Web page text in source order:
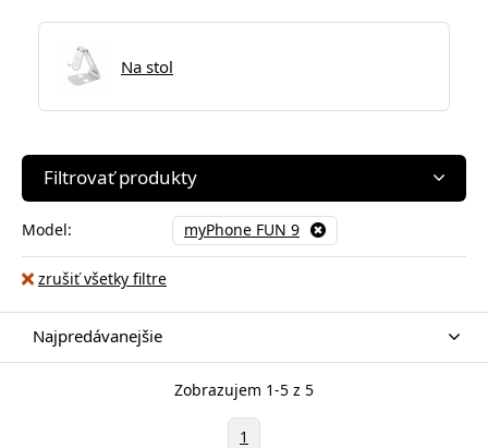
Na stol
Filtrovať produkty
Model: myPhone FUN 9
zrušiť všetky filtre
Najpredávanejšie
Zobrazujem 1-5 z 5
1